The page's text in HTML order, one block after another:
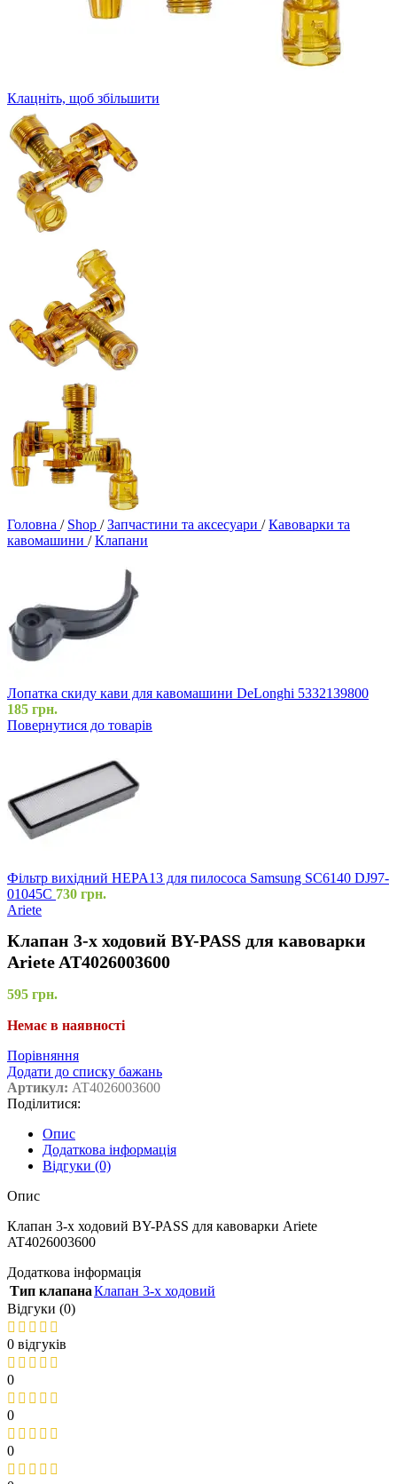
Клацніть, щоб збільшити
Головна / Shop / Запчастини та аксесуари / Кавоварки та
кавомашини / Клапани
Лопатка скиду кави для кавомашини DeLonghi 5332139800
185 грн.
Повернутися до товарів
Фільтр вихідний HEPA13 для пилососа Samsung SC6140 DJ97-
01045C 730 грн.
Ariete
Клапан 3-х ходовий BY-PASS для кавоварки
Ariete AT4026003600
595 грн.
Немає в наявності
Порівняння
Додати до списку бажань
Артикул: AT4026003600
Поділитися:
Опис
Додаткова інформація
Відгуки (0)
Опис
Клапан 3-х ходовий BY-PASS для кавоварки Ariete
AT4026003600
Додаткова інформація
Тип клапанаКлапан 3-х ходовий
Відгуки (0)
0 відгуків
0
0
0